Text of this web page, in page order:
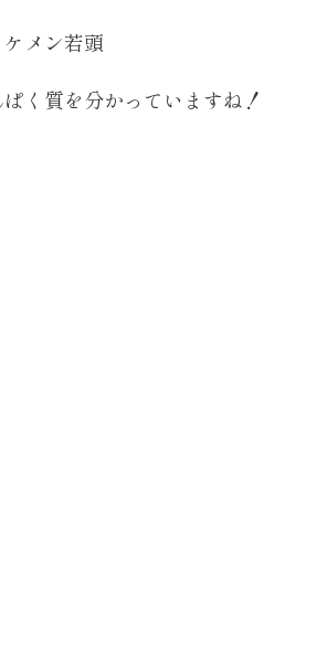
メン若頭
く質を分かっていますね！